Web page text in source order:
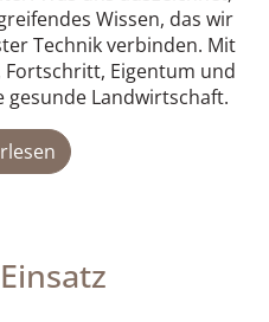
Wissen, das wir
Technik verbinden. Mit
Eigentum und
Landwirtschaft.